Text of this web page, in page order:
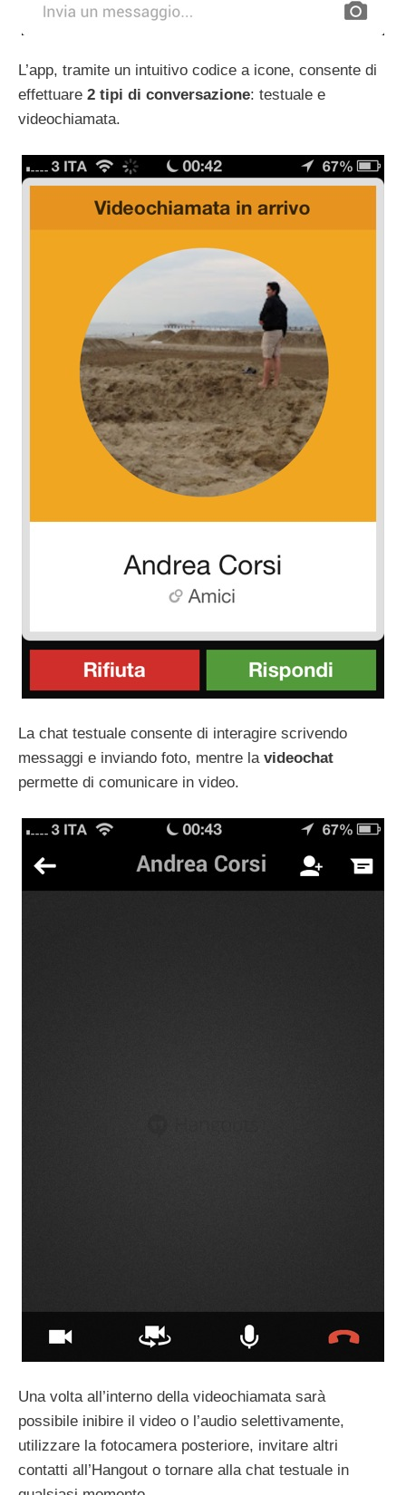
L’app, tramite un intuitivo codice a icone, consente di
effettuare 2 tipi di conversazione: testuale e
videochiamata.
La chat testuale consente di interagire scrivendo
messaggi e inviando foto, mentre la videochat
permette di comunicare in video.
Una volta all’interno della videochiamata sarà
possibile inibire il video o l’audio selettivamente,
utilizzare la fotocamera posteriore, invitare altri
contatti all’Hangout o tornare alla chat testuale in